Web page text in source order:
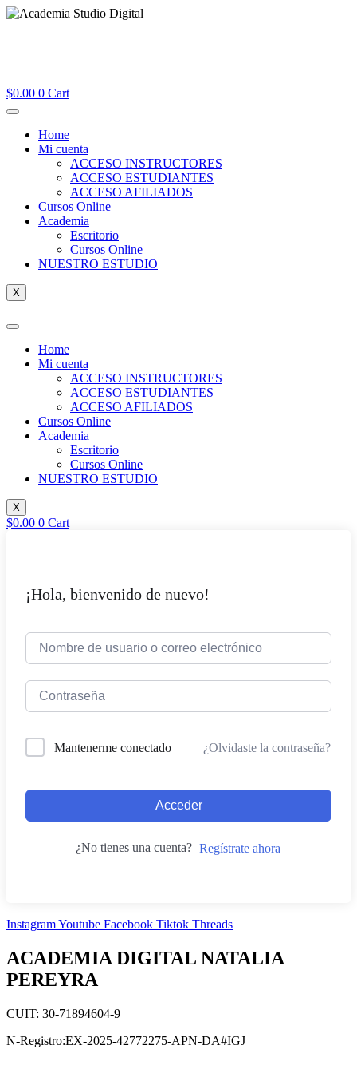
$0.00 0 Cart
Home
Mi cuenta
ACCESO INSTRUCTORES
ACCESO ESTUDIANTES
ACCESO AFILIADOS
Cursos Online
Academia
Escritorio
Cursos Online
NUESTRO ESTUDIO
X
Home
Mi cuenta
ACCESO INSTRUCTORES
ACCESO ESTUDIANTES
ACCESO AFILIADOS
Cursos Online
Academia
Escritorio
Cursos Online
NUESTRO ESTUDIO
X
$0.00 0 Cart
¡Hola, bienvenido de nuevo!
Mantenerme conectado ¿Olvidaste la contraseña?
Acceder
¿No tienes una cuenta? Regístrate ahora
InstagramYoutube Facebook Tiktok Threads
ACADEMIA DIGITAL NATALIA
PEREYRA
CUIT: 30-71894604-9
N-Registro:EX-2025-42772275-APN-DA#IGJ